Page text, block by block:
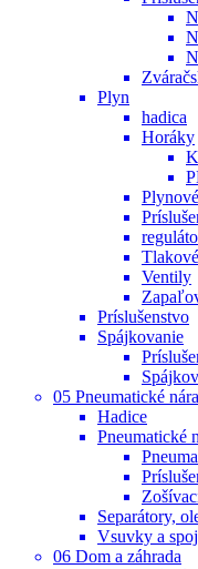
Plyn
hadica
Horáky
Ventily
Príslušenstvo
Spájkovanie
05 Pneumatické
Hadice
Pneumatické
Separátory,
Vsuvky a
06 Dom a záhrada